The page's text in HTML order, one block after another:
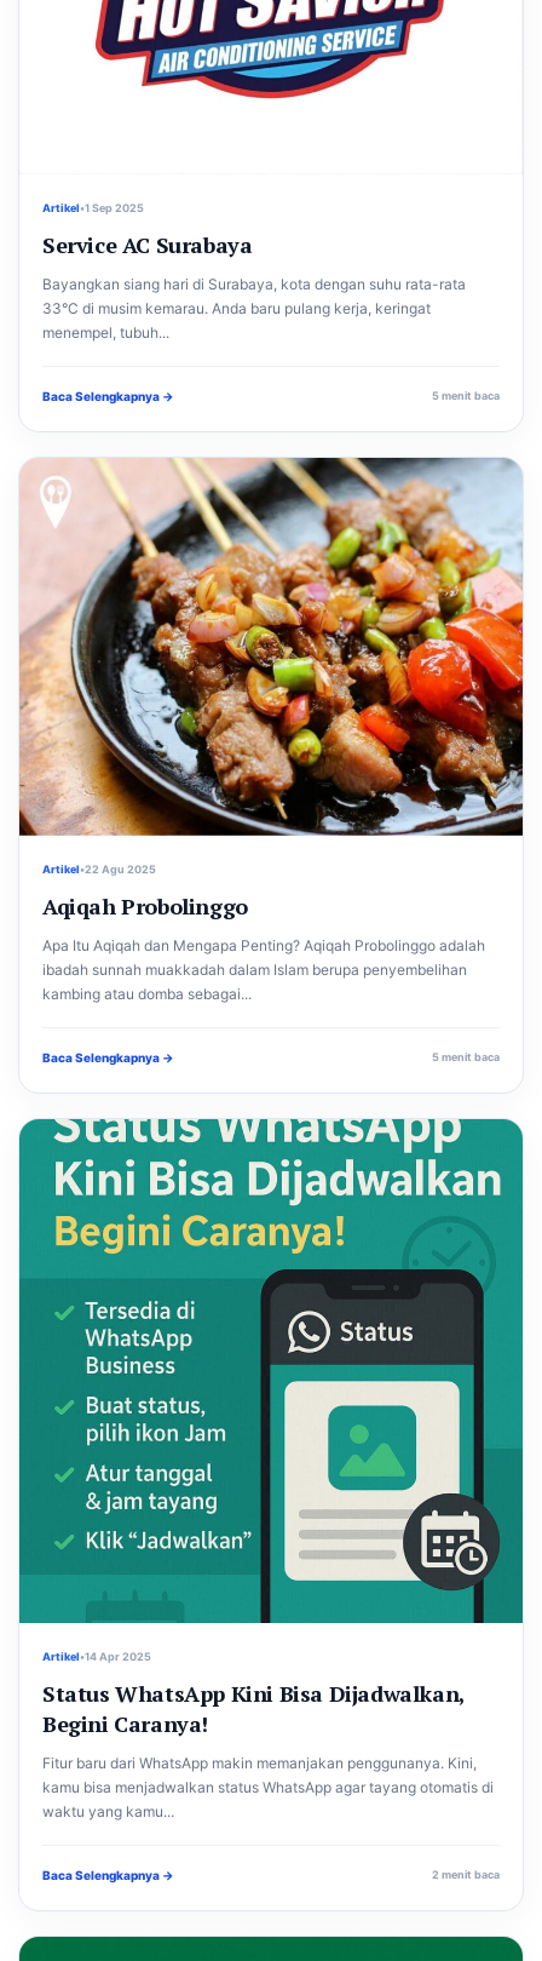
Artikel•1 Sep 2025
Service AC Surabaya
Bayangkan siang hari di Surabaya, kota dengan suhu rata-rata
33°C di musim kemarau. Anda baru pulang kerja, keringat
menempel, tubuh...
Baca Selengkapnya → 5 menit baca
Artikel•22 Agu 2025
Aqiqah Probolinggo
Apa Itu Aqiqah dan Mengapa Penting? Aqiqah Probolinggo adalah
ibadah sunnah muakkadah dalam Islam berupa penyembelihan
kambing atau domba sebagai...
Baca Selengkapnya → 5 menit baca
Artikel•14 Apr 2025
Status WhatsApp Kini Bisa Dijadwalkan,
Begini Caranya!
Fitur baru dari WhatsApp makin memanjakan penggunanya. Kini,
kamu bisa menjadwalkan status WhatsApp agar tayang otomatis di
waktu yang kamu...
Baca Selengkapnya → 2 menit baca